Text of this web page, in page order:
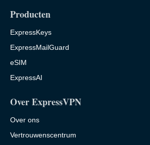
Producten
ExpressKeys
ExpressMailGuard
eSIM
ExpressAI
Over ExpressVPN
Over ons
Vertrouwenscentrum